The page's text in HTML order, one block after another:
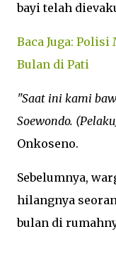
bayi telah
Baca Juga:
Bulan di Pati
"Saat ini kami
Soewondo.
Onkoseno.
Sebelumnya,
hilangnya
bulan di